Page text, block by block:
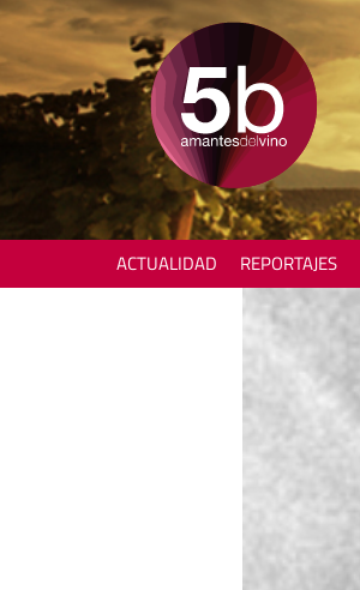
ACTUALIDAD REPORTAJES